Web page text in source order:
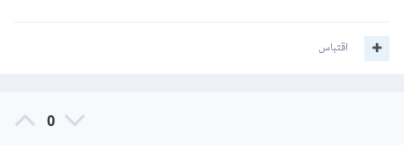
اقتباس
0